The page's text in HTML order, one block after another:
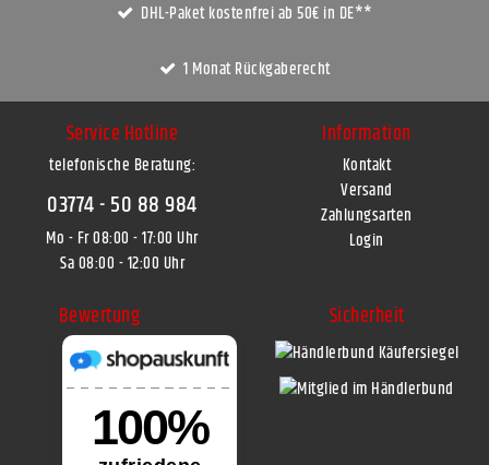
DHL-Paket kostenfrei ab 50€ in DE**
1 Monat Rückgaberecht
Service Hotline
telefonische Beratung:
03774 - 50 88 984
Mo - Fr 08:00 - 17:00 Uhr
Sa 08:00 - 12:00 Uhr
Information
Kontakt
Versand
Zahlungsarten
Login
Bewertung Sicherheit